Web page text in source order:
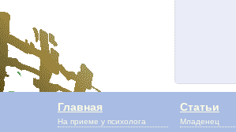
Главная
На приеме у психолога
Статьи
Младенец